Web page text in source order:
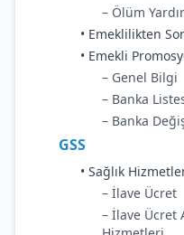
– Ölüm
• Emeklilikten
• Emekli
– Genel Bilgi
– Banka
– Banka
GSS
• Sağlık
– İlave Ücret
– İlave Ücret